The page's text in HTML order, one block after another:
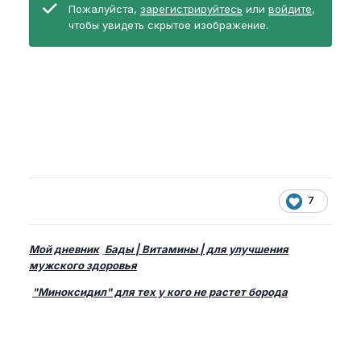
Пожалуйста, зарегистрируйтесь или войдите,
чтобы увидеть скрытое изображение.
7
Мой дневник Бады | Витамины | для улучшения
мужского здоровья
"Миноксидил" для тех у кого не растет борода